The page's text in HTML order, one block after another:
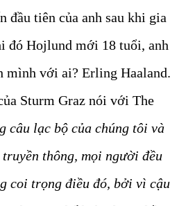
đầu tiên của anh sau khi gia
đó Hojlund mới 18 tuổi, anh
mình với ai? Erling Haaland.
Sturm Graz nói với The
câu lạc bộ của chúng tôi và
thông, mọi người đều
coi trọng điều đó, bởi vì cậu